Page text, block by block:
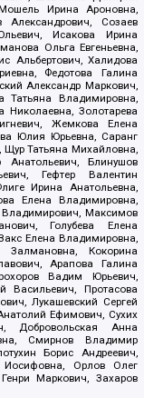
Ирина Ароновна,
Созаев
Исакова Ирина
Ольга Евгеньевна,
Альбертович, Халидова
Федотова Галина
Александр Маркович,
Татьяна Владимировна,
Николаевна, Золотарева
Жемкова Елена
Юлия Юрьевна, Саранг
Щур Татьяна Михайловна,
Блинушов
Гефтер Валентин
Ирина Анатольевна,
Елена Владимировна,
Владимирович, Максимов
Голубева Елена
Елена Владимировна,
Кокорина
Арапова Галина
Вадим Юрьевич,
Васильевич, Протасова
Лукашевский Сергей
Ефимович, Сухих
Добровольская Анна
Смирнов Владимир
Борис Андреевич,
Орлов Олег
Маркович, Захаров